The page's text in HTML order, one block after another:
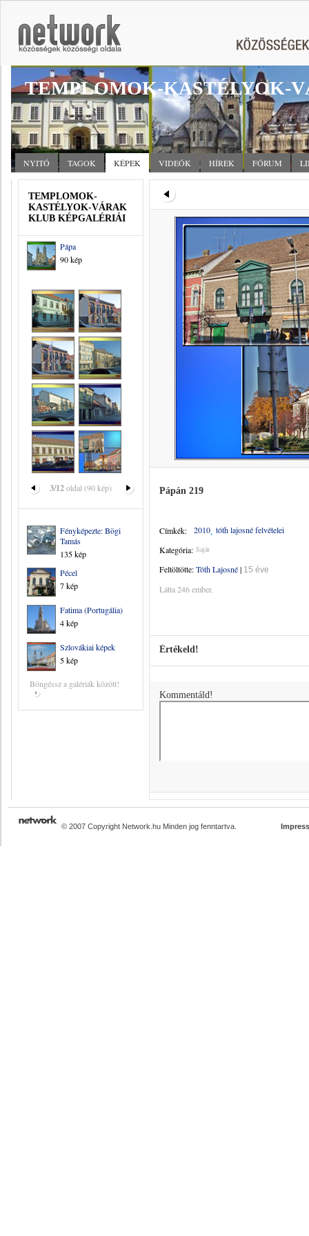
TEMPLOMOK-KASTÉLYOK-
NYITÓ TAGOK KÉPEK VIDEÓK HÍREK FÓRUM
TEMPLOMOK-
KASTÉLYOK-VÁRAK
KLUB KÉPGALÉRIÁI
Pápa
90 kép
3/12oldal (90 kép)
Fényképezte: Bögi
Tamás
135 kép
Pécel
7 kép
Fatima (Portugália)
4 kép
Szlovákiai képek
5 kép
Böngéssz a galériák között!
Pápán 219
Címkék: 2010 tóth lajosné felvételei
Kategória: Saját
Feltöltötte:Tóth Lajosné| 15 éve
Látta 246 ember.
Értékeld!
Kommentáld!
© 2007 Copyright Network.hu Minden jog fenntartva.